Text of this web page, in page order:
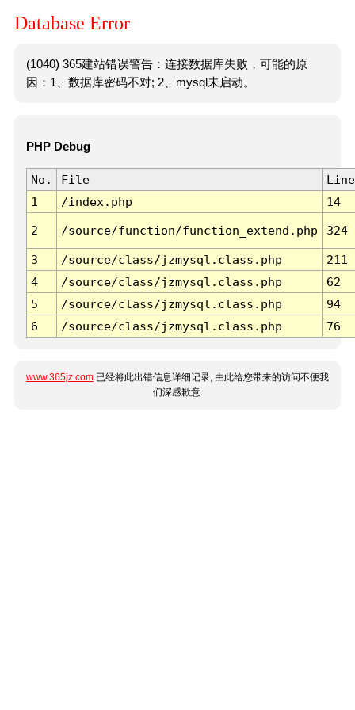
Database Error
(1040) 365建站错误警告：连接数据库失败，可能的原
因：1、数据库密码不对; 2、mysql未启动。
PHP Debug
No. File
Line
1
/index.php 14
2 /source/function/function_extend.php 324
3 /source/class/jzmysql.class.php
211
4
/source/class/jzmysql.class.php
62
5
/source/class/jzmysql.class.php
94
6
/source/class/jzmysql.class.php 76
www.365jz.com 已经将此出错信息详细记录, 由此给您带来的访问不便我
们深感歉意.